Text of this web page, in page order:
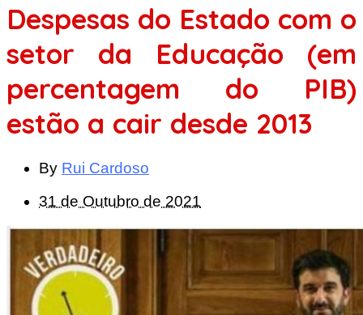
Despesas do Estado com o
setor da Educação (em
percentagem do PIB)
estão a cair desde 2013
By Rui Cardoso
31 de Outubro de 2021